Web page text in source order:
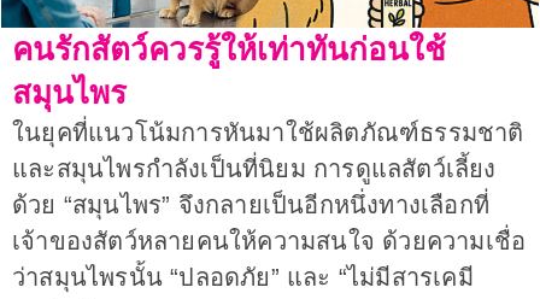
คนรักสัตว์ควรรู้ให้เท่าทันก่อนใช้
สมุนไพร
ในยุคที่แนวโน้มการหันมาใช้ผลิตภัณฑ์ธรรมชาติ
และสมุนไพรกำลังเป็นที่นิยม การดูแลสัตว์เลี้ยง
ด้วย “สมุนไพร” จึงกลายเป็นอีกหนึ่งทางเลือกที่
เจ้าของสัตว์หลายคนให้ความสนใจ ด้วยความเชื่อ
ว่าสมุนไพรนั้น “ปลอดภัย” และ “ไม่มีสารเคมี